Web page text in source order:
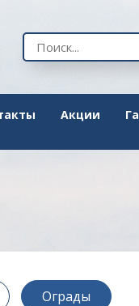
Акции
Ограды